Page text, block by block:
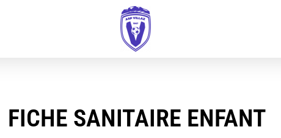
FICHE SANITAIRE ENFANT